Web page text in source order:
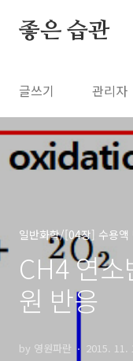
좋은 습관
글쓰기 관리자
일반화학/[04장] 수용액
CH4 연
원 반응
by 영원파란 2015. 11.